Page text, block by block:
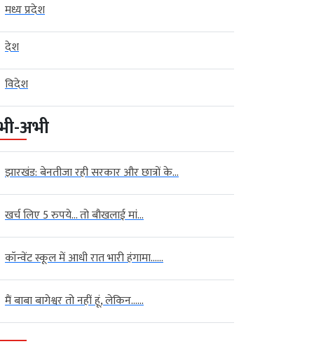
मध्य प्रदेश
देश
विदेश
अभी
झारखंड: बेनतीजा रही सरकार और छात्रों के...
खर्च लिए 5 रुपये… तो बौखलाई मां...
कॉन्वेंट स्कूल में आधी रात भारी हंगामा…...
मैं बाबा बागेश्वर तो नहीं हूं, लेकिन…...